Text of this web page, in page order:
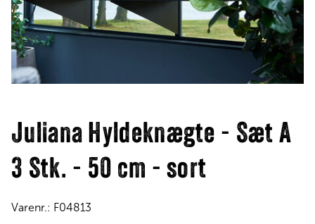
Juliana Hyldeknægte - Sæt A
3 Stk. - 50 cm - sort
Varenr.: F04813